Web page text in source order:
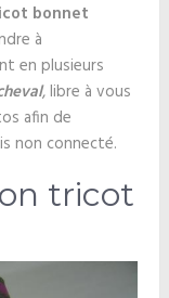
bonnet
à
en plusieurs
, libre à vous
afin de
non connecté.
tricot